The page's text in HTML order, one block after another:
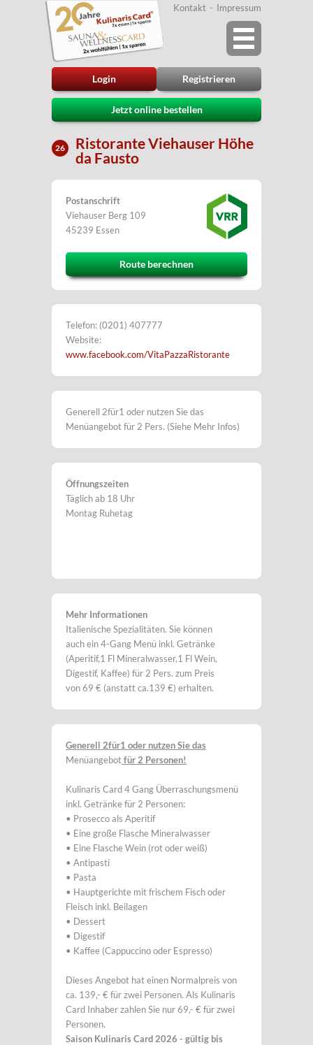
Login Registrieren
Kontakt Impressum
Jetzt online bestellen
26
Ristorante Viehauser Höhe
da Fausto
Postanschrift
Viehauser Berg 109
45239 Essen
Route berechnen
Telefon: (0201) 407777
Website:
www.facebook.com/VitaPazzaRistorante
Generell 2für1 oder nutzen Sie das
Menüangebot für 2 Pers. (Siehe Mehr Infos)
Öffnungszeiten
Täglich ab 18 Uhr
Montag Ruhetag
Mehr Informationen
Italienische Spezialitäten. Sie können
auch ein 4-Gang Menü inkl. Getränke
(Aperitif,1 Fl Mineralwasser,1 Fl Wein,
Digestif, Kaffee) für 2 Pers. zum Preis
von 69 € (anstatt ca.139 €) erhalten.
Generell 2für1 oder nutzen Sie das
Menüangebotfür 2 Personen!
Kulinaris Card 4 Gang Überraschungsmenü
inkl. Getränke für 2 Personen:
• Prosecco als Aperitif
• Eine große Flasche Mineralwasser
• Eine Flasche Wein (rot oder weiß)
• Antipasti
• Pasta
• Hauptgerichte mit frischem Fisch oder
Fleisch inkl. Beilagen
• Dessert
• Digestif
• Kaffee (Cappuccino oder Espresso)
Dieses Angebot hat einen Normalpreis von
ca. 139,- € für zwei Personen. Als Kulinaris
Card Inhaber zahlen Sie nur 69,- € für zwei
Personen.
Saison Kulinaris Card 2026 - gültig bis